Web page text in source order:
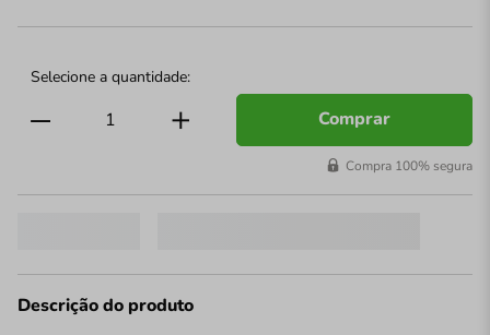
Comprar
Compra 100% segura
Descrição do produto